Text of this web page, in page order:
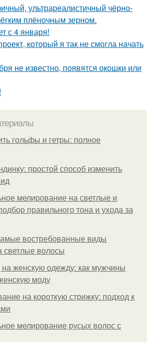
ультрареалистичный чёрно-
плёночным зерном.
с 4 января!
который я так не смогла начать
не известно, появятся окошки или
гольфы и гетры: полное
простой способ изменить
мелирование на светлые и
правильного тона и ухода за
востребованные виды
светлые волосы
на женскую одежду: как мужчины
моду
на короткую стрижку: подход к
мелирование русых волос с